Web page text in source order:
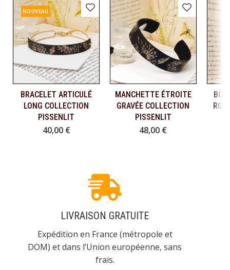
NOUVEAU
Ajouter au panier
BRACELET ARTICULÉ
LONG COLLECTION
PISSENLIT
40,00 €
Ajouter au panier
MANCHETTE ÉTROITE
GRAVÉE COLLECTION
PISSENLIT
48,00 €
LIVRAISON GRATUITE
Expédition en France (métropole et
DOM) et dans l’Union européenne, sans
frais.